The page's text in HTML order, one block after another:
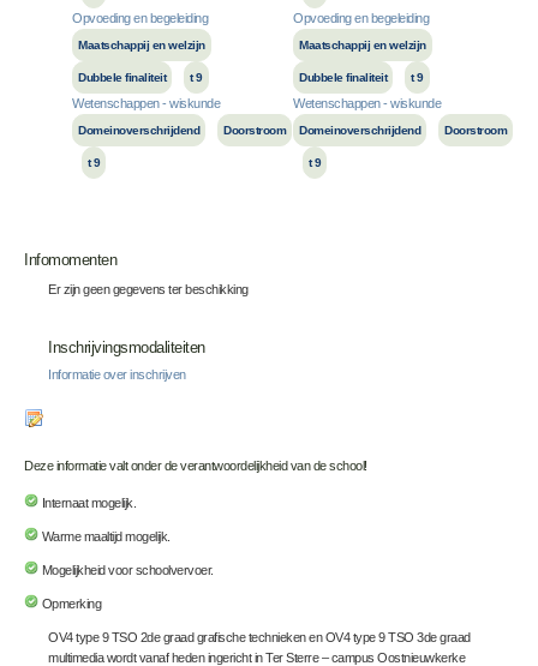
Opvoeding en begeleiding
Maatschappij en welzijn
Dubbele finaliteit t 9
Wetenschappen - wiskunde
Domeinoverschrijdend Doorstroom
t 9
Opvoeding en begeleiding
Maatschappij en welzijn
Dubbele finaliteit t 9
Wetenschappen - wiskunde
Domeinoverschrijdend Doorstroom
t 9
Infomomenten
Er zijn geen gegevens ter beschikking
Inschrijvingsmodaliteiten
Informatie over inschrijven
Deze informatie valt onder de verantwoordelijkheid van de school!
Internaat mogelijk.
Warme maaltijd mogelijk.
Mogelijkheid voor schoolvervoer.
Opmerking
OV4 type 9 TSO 2de graad grafische technieken en OV4 type 9 TSO 3de graad
multimedia wordt vanaf heden ingericht in Ter Sterre – campus Oostnieuwkerke